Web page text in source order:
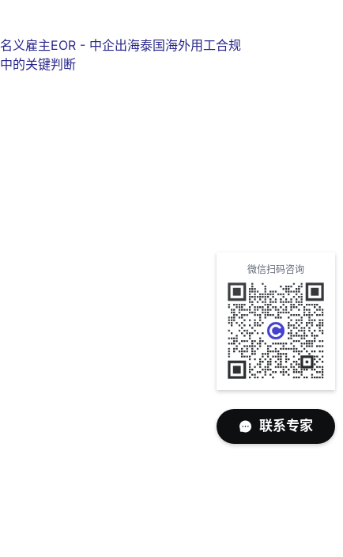
名义雇主EOR - 中企出海泰国海外用工合规
中的关键判断
微信扫码咨询
联系专家